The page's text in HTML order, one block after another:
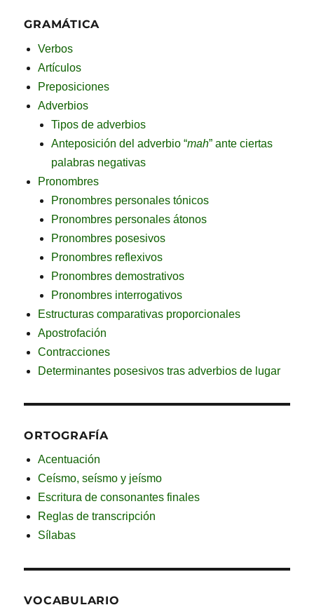
GRAMÁTICA
Verbos
Artículos
Preposiciones
Adverbios
Tipos de adverbios
Anteposición del adverbio “mah” ante ciertas
palabras negativas
Pronombres
Pronombres personales tónicos
Pronombres personales átonos
Pronombres posesivos
Pronombres reflexivos
Pronombres demostrativos
Pronombres interrogativos
Estructuras comparativas proporcionales
Apostrofación
Contracciones
Determinantes posesivos tras adverbios de lugar
ORTOGRAFÍA
Acentuación
Ceísmo, seísmo y jeísmo
Escritura de consonantes finales
Reglas de transcripción
Sílabas
VOCABULARIO